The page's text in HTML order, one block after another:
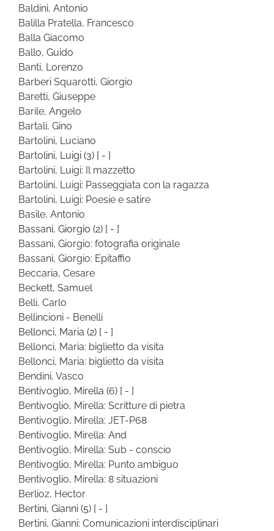
Baldini, Antonio
Balilla Pratella, Francesco
Balla Giacomo
Ballo, Guido
Banti, Lorenzo
Barberi Squarotti, Giorgio
Baretti, Giuseppe
Barile, Angelo
Bartali, Gino
Bartolini, Luciano
Bartolini, Luigi (3) [ - ]
Bartolini, Luigi: Il mazzetto
Bartolini, Luigi: Passeggiata con la ragazza
Bartolini, Luigi: Poesie e satire
Basile, Antonio
Bassani, Giorgio (2) [ - ]
Bassani, Giorgio: fotografia originale
Bassani, Giorgio: Epitaffio
Beccaria, Cesare
Beckett, Samuel
Belli, Carlo
Bellincioni - Benelli
Bellonci, Maria (2) [ - ]
Bellonci, Maria: biglietto da visita
Bellonci, Maria: biglietto da visita
Bendini, Vasco
Bentivoglio, Mirella (6) [ - ]
Bentivoglio, Mirella: Scritture di pietra
Bentivoglio, Mirella: JET-P68
Bentivoglio, Mirella: And
Bentivoglio, Mirella: Sub - conscio
Bentivoglio, Mirella: Punto ambiguo
Bentivoglio, Mirella: 8 situazioni
Berlioz, Hector
Bertini, Gianni (5) [ - ]
Bertini, Gianni: Comunicazioni interdisciplinari